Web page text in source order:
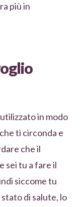
più in
in modo
ti circonda e
che il
sei tu a fare il
siccome tu
di salute, lo